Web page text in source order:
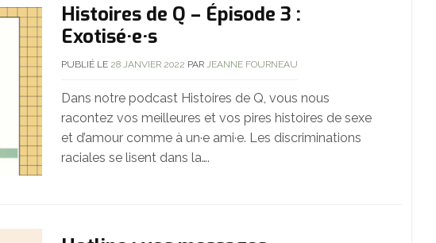
Histoires de Q – Épisode 3 :
Exotisé·e·s
PUBLIÉ LE 28 JANVIER 2022 PAR JEANNE FOURNEAU
Dans notre podcast Histoires de Q, vous nous
racontez vos meilleures et vos pires histoires de sexe
et d’amour comme à un·e ami·e. Les discriminations
raciales se lisent dans la….